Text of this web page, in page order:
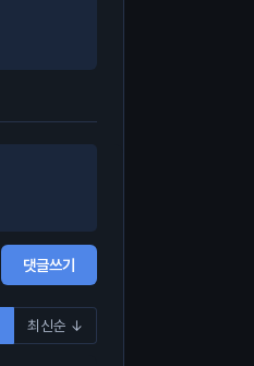
댓글쓰기
최신순 ↓